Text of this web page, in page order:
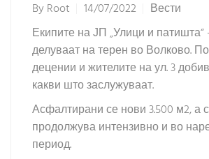
ByRoot 14/07/2022
Вести
Екипите на ЈП „Улици и патишта“
делуваат на терен во Волково.
децении и жителите на ул. 3
какви што заслужуваат.
Асфалтирани се нови 3.500 м2, а
продолжува интензивно и во
период.